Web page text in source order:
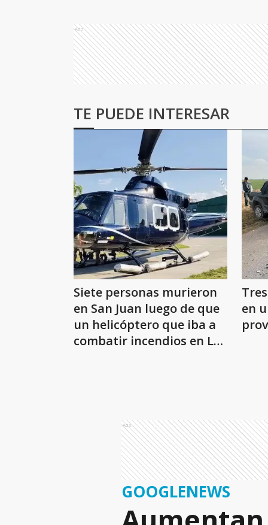
Ads
TE PUEDE INTERESAR
Siete personas murieron
en San Juan luego de que
un helicóptero que iba a
combatir incendios en La
en
Ads
GOOGLENEWS